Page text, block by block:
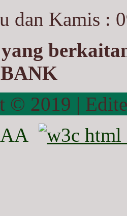
dan Kamis :
© 2019 |